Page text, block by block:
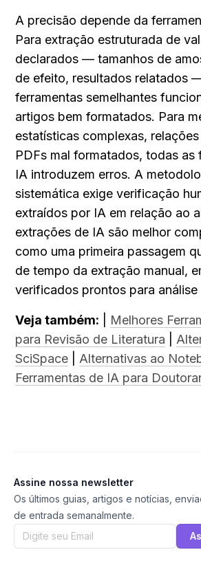
A precisão depende da
Para extração estruturada de
declarados — tamanhos de
de efeito, resultados relatados
ferramentas semelhantes
artigos bem formatados. Para
estatísticas complexas,
PDFs mal formatados, todas as
IA introduzem erros. A
sistemática exige verificação
extraídos por IA em relação ao
extrações de IA são melhor
como uma primeira passagem
de tempo da extração manual,
verificados prontos para análise
Veja também:
Melhores
para Revisão de Literatura
SciSpace
Alternativas ao
Ferramentas de IA para
Assine nossa newsletter
Os últimos guias, artigos e notícias,
de entrada semanalmente.